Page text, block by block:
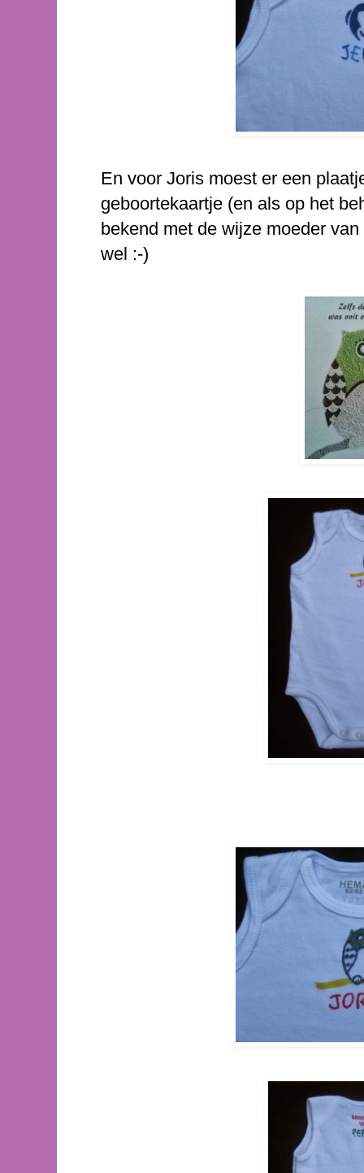
En voor Joris moest er een
geboortekaartje (en als op het
bekend met de wijze moeder
wel :-)